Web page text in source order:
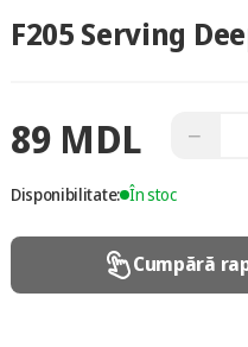
F205 Serving
89 MDL −
Disponibilitate: În stoc
Cumpără